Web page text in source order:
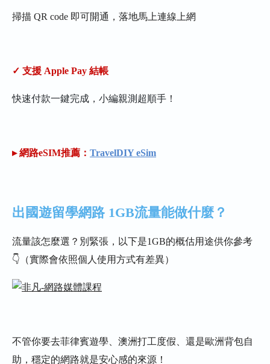
掃描 QR code 即可開通，落地馬上連線上網
✓ 支援 Apple Pay 結帳
快速付款一鍵完成，小編親測超順手！
▸ 網路eSIM推薦： TravelDIY eSim
出國遊留學網路 1GB流量能做什麼？
流量該怎麼選？別緊張，以下是1GB的概估用途供你參考
👇（實際會依照個人使用方式有差異）
不管你要去菲律賓遊學、澳洲打工度假、還是歐洲背包自
助，穩定的網路就是安心感的來源！